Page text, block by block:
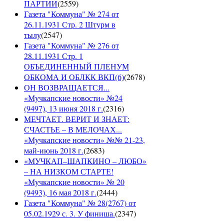
ПАРТИИ(2559)
Газета "Коммуна" № 274 от
26.11.1931 Стр. 2 Штурм в
тылу(2547)
Газета "Коммуна" № 276 от
28.11.1931 Стр. 1
ОБЪЕДИНЕННЫЙ ПЛЕНУМ
ОБКОМА И ОБЛКК ВКП(б)(2678)
ОН ВОЗВРАЩАЕТСЯ...
«Мучкапские новости» №24
(9497), 13 июня 2018 г.(2316)
МЕЧТАЕТ. ВЕРИТ И ЗНАЕТ:
СЧАСТЬЕ – В МЕЛОЧАХ...
«Мучкапские новости» №№ 21-23,
май-июнь 2018 г.(2683)
«МУЧКАП–ШАПКИНО – ЛЮБО»
– НА НИЗКОМ СТАРТЕ!
«Мучкапские новости» № 20
(9493), 16 мая 2018 г.(2444)
Газета "Коммуна" № 28(2767) от
05.02.1929 с. 3. У финиша.(2347)